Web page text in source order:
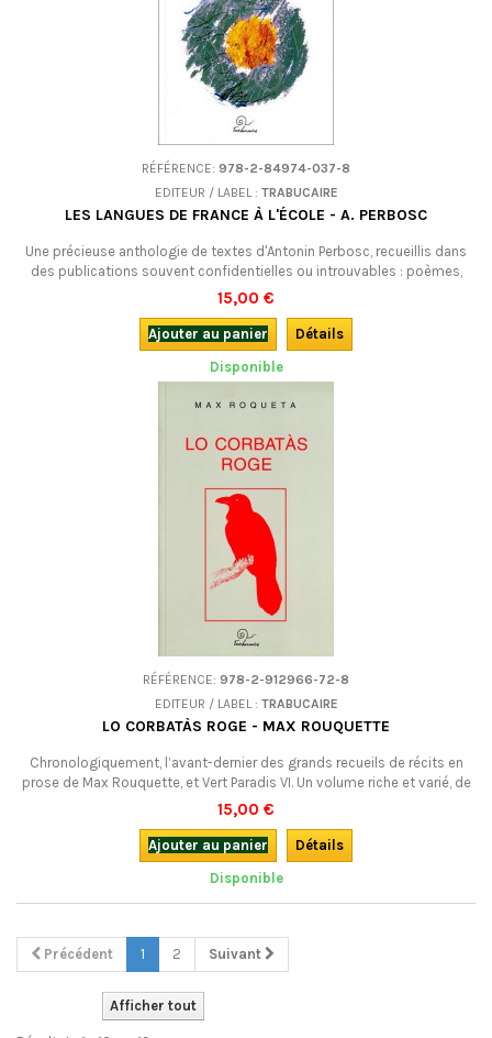
RÉFÉRENCE: 978-2-84974-037-8
EDITEUR / LABEL : TRABUCAIRE
LES LANGUES DE FRANCE À L'ÉCOLE - A. PERBOSC
Une précieuse anthologie de textes d'Antonin Perbosc, recueillis dans
des publications souvent confidentielles ou introuvables : poèmes,
contes, lettres, textes pédagogiques et militants...Bilingue.
15,00 €
Ajouter au panier
Détails
Disponible
RÉFÉRENCE: 978-2-912966-72-8
EDITEUR / LABEL : TRABUCAIRE
LO CORBATÀS ROGE - MAX ROUQUETTE
Chronologiquement, l’avant-dernier des grands recueils de récits en
prose de Max Rouquette, et Vert Paradis VI. Un volume riche et varié, de
thèmes et de tons, allant de récits baignant dans le mythe à d’autres
inspirés de la réalité quotidienne de l’écrivain. En occitan.
15,00 €
Ajouter au panier
Détails
Disponible
Précédent 1 2 Suivant
Afficher tout